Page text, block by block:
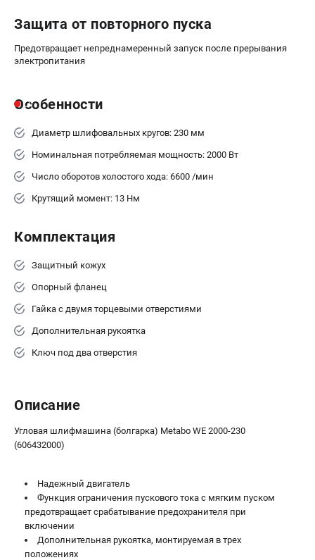
zakaz@metabo-market.ru
Защита от повторного пуска
Предотвращает непреднамеренный запуск после прерывания
электропитания
Особенности
Диаметр шлифовальных кругов: 230 мм
Номинальная потребляемая мощность: 2000 Вт
Число оборотов холостого хода: 6600 /мин
Крутящий момент: 13 Нм
Комплектация
Защитный кожух
Опорный фланец
Гайка с двумя торцевыми отверстиями
Дополнительная рукоятка
Ключ под два отверстия
Описание
Угловая шлифмашина (болгарка) Metabo WE 2000-230
(606432000)
Надежный двигатель
Функция ограничения пускового тока с мягким пуском
предотвращает срабатывание предохранителя при
включении
Дополнительная рукоятка, монтируемая в трех
положениях